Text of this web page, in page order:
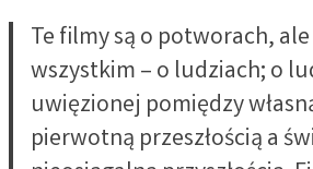
Te filmy są o potworach,
wszystkim – o ludziach; o
uwięzionej pomiędzy
pierwotną przeszłością a